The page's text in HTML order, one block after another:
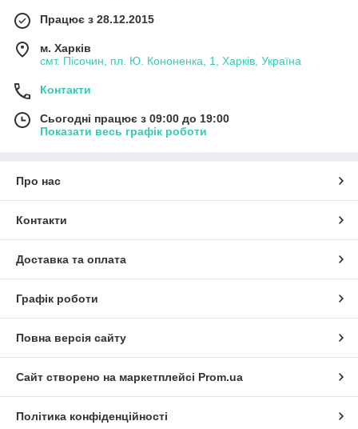
Працює з 28.12.2015
м. Харків
смт. Пісочин, пл. Ю. Кононенка, 1, Харків, Україна
Контакти
Сьогодні працює з 09:00 до 19:00
Показати весь графік роботи
Про нас
Контакти
Доставка та оплата
Графік роботи
Повна версія сайту
Сайт створено на маркетплейсі Prom.ua
Політика конфіденційності